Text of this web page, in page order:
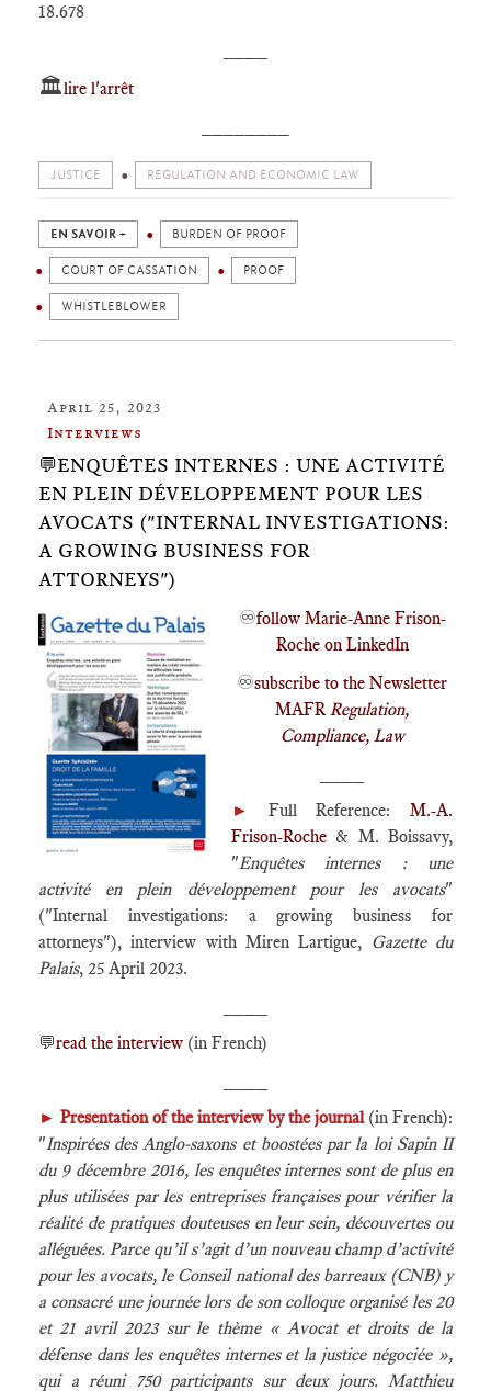
18.678
🏛️lire l'arrêt
JUSTICE REGULATION AND ECONOMIC LAW
EN SAVOIR + BURDEN OF PROOF
COURT OF CASSATION PROOF
WHISTLEBLOWER
April 25, 2023
Interviews
💬ENQUÊTES INTERNES : UNE ACTIVITÉ
EN PLEIN DÉVELOPPEMENT POUR LES
AVOCATS ("INTERNAL INVESTIGATIONS:
A GROWING BUSINESS FOR
ATTORNEYS")
♾️follow Marie-Anne Frison-
Roche on LinkedIn
♾️subscribe to the Newsletter
MAFRRegulation,
Compliance, Law
►
Full Reference: M.-A.
Frison-Roche & M. Boissavy,
"Enquêtes internes : une
activité en plein développement pour les avocats"
("Internal investigations: a growing business for
attorneys"), interview with Miren Lartigue, Gazette du
Palais, 25 April 2023.
💬read the interview (in French)
► Presentation of the interview by the journal (in French):
"Inspirées des Anglo-saxons et boostées par la loi Sapin II
du 9 décembre 2016, les enquêtes internes sont de plus en
plus utilisées par les entreprises françaises pour vérifier la
réalité de pratiques douteuses en leur sein, découvertes ou
alléguées. Parce qu’il s’agit d’un nouveau champ d’activité
pour les avocats, le Conseil national des barreaux (CNB) y
a consacré une journée lors de son colloque organisé les 20
et 21 avril 2023 sur le thème « Avocat et droits de la
défense dans les enquêtes internes et la justice négociée »,
qui a réuni 750 participants sur deux jours. Matthieu